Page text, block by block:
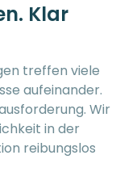
Klar
treffen viele
aufeinander.
Wir
in der
reibungslos